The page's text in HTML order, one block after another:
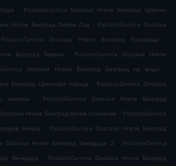
. Poslastičarnica Dostava Hrane Београд Црвени
Hrane Београд Липов Лад . Poslastičarnica Dostava
Poslastičarnica Dostava Hrane Београд Раковица
.
Београд Ђерам
.
Poslastičarnica Dostava Hrane
Dostava Hrane Београд Београд на води
.
Београд Цветкова пијаца
. Poslastičarnica Dostava
насеље
.
Poslastičarnica Dostava Hrane Београд
Hrane Београд Вуков споменик . Poslastičarnica
венац
. Poslastičarnica Dostava Hrane Београд
Dostava Hrane Београд Звездара 2 . Poslastičarnica
Венеција
. Poslastičarnica Dostava Hrane Београд